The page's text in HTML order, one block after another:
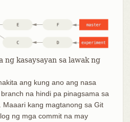
kasaysayan sa lawak ng
ang kung ano ang nasa
branch na hindi pa pinagsama sa
Maaari kang magtanong sa Git
ng mga commit na may